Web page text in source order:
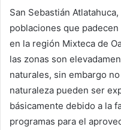
San Sebastián
poblaciones que
en la región Mixteca de
las zonas son
naturales, sin embargo
naturaleza pueden ser
básicamente debido a la
programas para el